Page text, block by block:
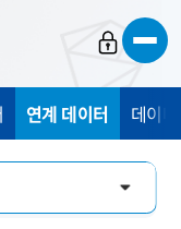
연계 데이터 데이